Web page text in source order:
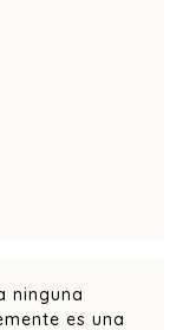
ninguna
es una